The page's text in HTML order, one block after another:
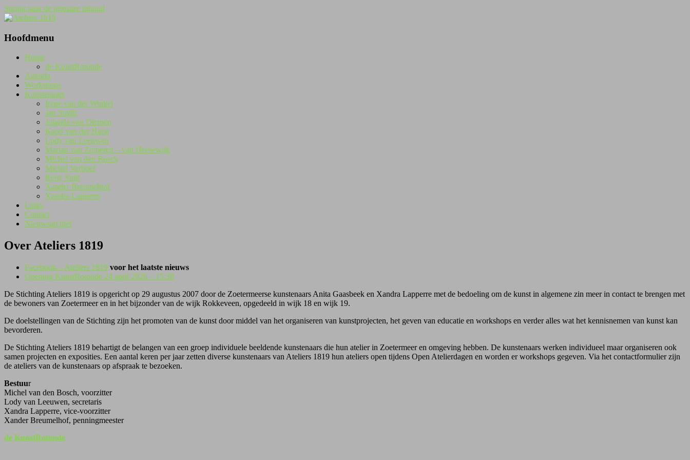
Spring naar de primaire inhoud
Ateliers 1819
Hoofdmenu
Home
de KunstRotonde
Agenda
Workshops
Kunstenaars
Irene van der Winkel
Jan Smith
Jolanda van Diemen
Karel van der Harst
Lody van Leeuwen
Marian van Zomeren – van Heesewijk
Michel van den Bosch
Michel Verhoef
Reny Smit
Xander Breumelhof
Xandra Lapperre
Links
Contact
Nieuwsarchief
Over Ateliers 1819
Facebook – Ateliers 1819 voor het laatste nieuws
Opening KunstRotonde 24 april 2026 – 15:30
De Stichting Ateliers 1819 is opgericht op 29 augustus 2007 door de Zoetermeerse kunstenaars Anita Gaasbeek en Xandra Lapperre met de bedoeling om de kunst in algemene zin meer in contact te brengen met
de bewoners van Zoetermeer en in het bijzonder van de wijk Rokkeveen, opgedeeld in wijk 18 en wijk 19.
De doelstellingen van de Stichting zijn het promoten van de kunst door middel van het organiseren van kunstprojecten, het geven van educatie en workshops en verder alles wat het kennisnemen van kunst kan
bevorderen.
De Stichting Ateliers 1819 behartigt de belangen van een groep individuele beeldende kunstenaars die hun atelier in Zoetermeer en omgeving hebben. De kunstenaars werken individueel maar organiseren ook
samen projecten en exposities. Een aantal keren per jaar zetten diverse kunstenaars van Ateliers 1819 hun ateliers open tijdens Open Atelierdagen en worden er workshops gegeven. Via het contactformulier zijn
de ateliers van de kunstenaars op afspraak te bezoeken.
Bestuur
Michel van den Bosch, voorzitter
Lody van Leeuwen, secretaris
Xandra Lapperre, vice-voorzitter
Xander Breumelhof, penningmeester
de KunstRotonde